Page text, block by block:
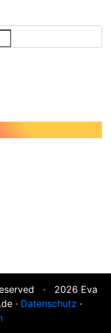
· 2026 Eva
· Datenschutz ·